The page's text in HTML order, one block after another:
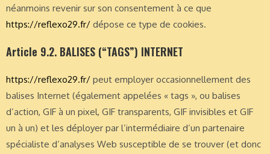
néanmoins revenir sur son consentement à ce que
https://reflexo29.fr/ dépose ce type de cookies.
Article 9.2. BALISES (“TAGS”) INTERNET
https://reflexo29.fr/ peut employer occasionnellement des
balises Internet (également appelées « tags », ou balises
d’action, GIF à un pixel, GIF transparents, GIF invisibles et GIF
un à un) et les déployer par l’intermédiaire d’un partenaire
spécialiste d’analyses Web susceptible de se trouver (et donc